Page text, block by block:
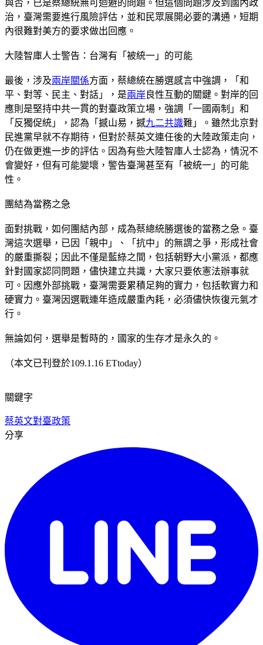
與否，已是蔡總統無可迴避的問題。但這個問題涉及到國內政
治，臺灣需要進行風險評估，並和民眾展開必要的溝通，短期
內很難對美方的要求做出回應。
大陸智庫人士警告：台灣有「被統一」的可能
最後，涉及兩岸關係方面，蔡總統在勝選感言中強調，「和
平、對等、民主、對話」，是兩岸 良性互動的關鍵。對岸的回
應則是堅持中共一貫的對臺政策立場，強調「一國兩制」和
「反獨促統」，認為「撼山易，撼九二共識難」。雖然北京對
民進黨早就不存期待，但對於蔡英文連任後的大陸政策走向，
仍在做更進一步的評估。因為有些大陸智庫人士認為，情況不
會變好，但有可能變壞，警告臺灣甚至有「被統一」的可能
性。
團結為當務之急
面對挑戰，如何團結內部，成為蔡總統勝選後的當務之急。臺
灣這次選舉，已因「親中」、「抗中」的無謂之爭，形成社會
的嚴重撕裂；因此不僅是藍綠之間，包括朝野大小黨派，都應
針對國家認同問題，儘快建立共識，大家只要依憲法辦事就
可。因應外部挑戰，臺灣需要累積足夠的實力，包括軟實力和
硬實力。臺灣因選戰連年造成嚴重內耗，必須儘快恢復元氣才
行。
無論如何，選舉是暫時的，國家的生存才是永久的。
（本文已刊登於109.1.16 ETtoday）
關鍵字
蔡英文對臺政策
分享